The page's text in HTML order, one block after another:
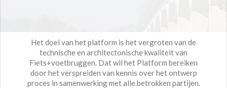
Het doel van het platform is het vergroten van de
technische en architectonische kwaliteit van
Fiets+voetbruggen. Dat wil het Platform bereiken
door het verspreiden van kennis over het ontwerp
proces in samenwerking met alle betrokken partijen.